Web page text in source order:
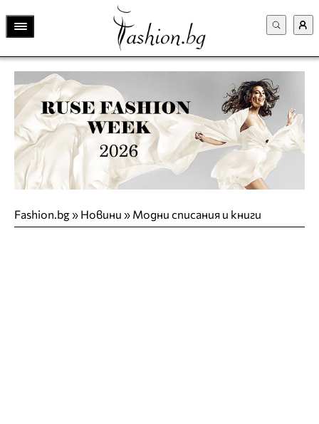
Fashion.bg» Новини » Модни списания и книги